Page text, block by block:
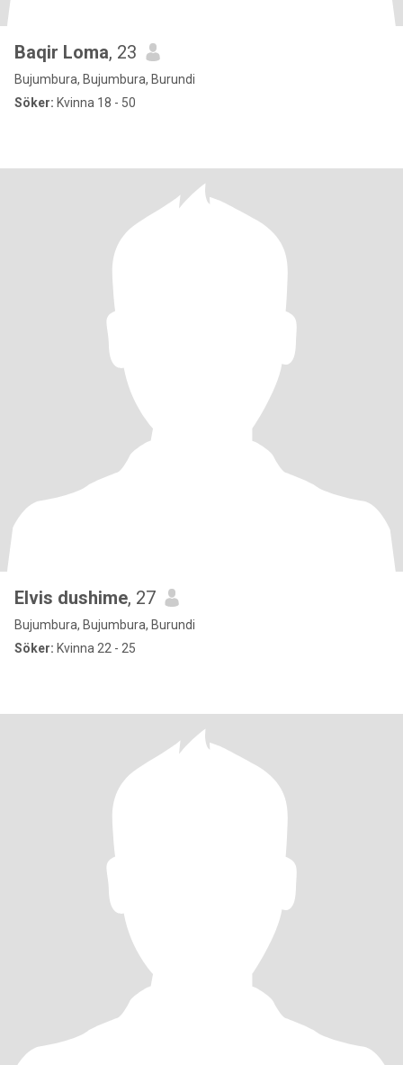
Baqir Loma, 23
Bujumbura, Bujumbura, Burundi
Söker: Kvinna 18 - 50
Elvis dushime, 27
Bujumbura, Bujumbura, Burundi
Söker: Kvinna 22 - 25